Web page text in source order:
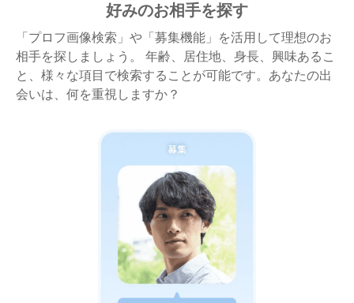
好みのお相手を探す
「プロフ画像検索」や「募集機能」を活用して理想のお
相手を探しましょう。 年齢、居住地、身長、興味あるこ
と、様々な項目で検索することが可能です。あなたの出
会いは、何を重視しますか？